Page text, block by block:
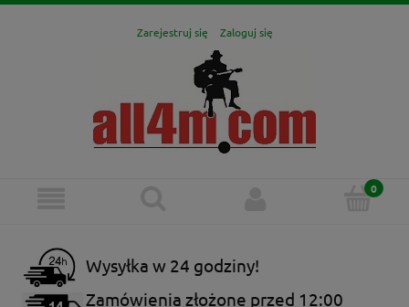
Zarejestruj się Zaloguj się
Wysyłka w 24 godziny!
Zamówienia złożone przed 12:00